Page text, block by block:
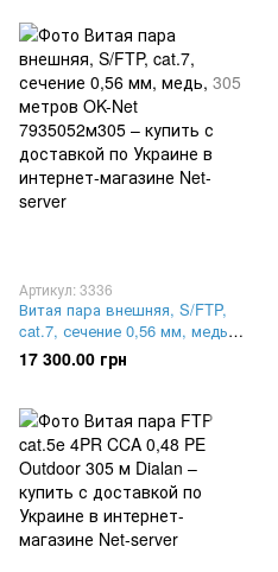
Артикул: 3336
Витая пара внешняя, S/FTP,
cat.7, сечение 0,56 мм, медь,
305 метров OK-Net
7935052м305
17 300.00 грн